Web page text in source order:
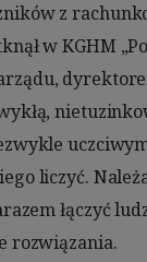
z
w KGHM
liczyć.
łączyć
rozwiązania.
ziarno od
jeden z
znakomitym i
w miarę
o tym,
i po prostu o życiu.